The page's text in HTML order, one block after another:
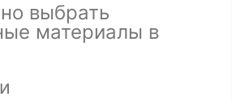
выбрать
материалы в